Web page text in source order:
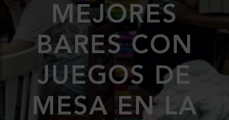
MEJORES
BARES CON
JUEGOS DE
MESA EN LA